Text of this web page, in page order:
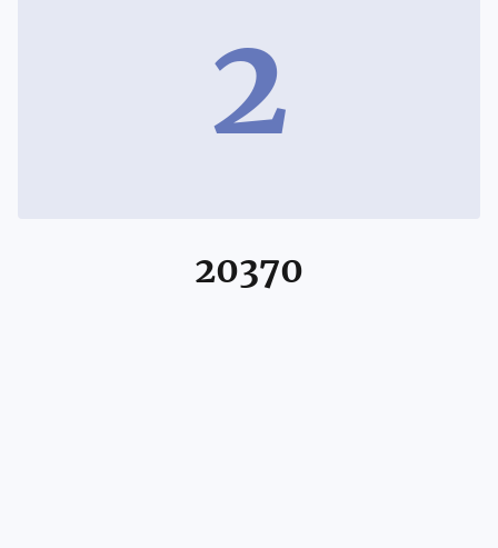
2
20370